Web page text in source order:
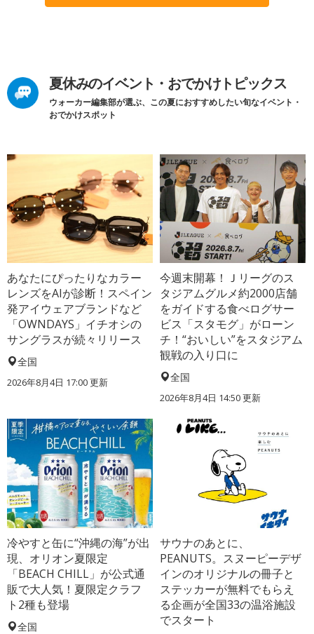
夏休みのイベント・おでかけトピックス
ウォーカー編集部が選ぶ、この夏におすすめしたい旬なイベント・
おでかけスポット
あなたにぴったりなカラー
レンズをAIが診断！スペイン
発アイウェアブランドなど
「OWNDAYS」イチオシの
サングラスが続々リリース
全国
2026年8月4日 17:00更新
今週末開幕！Ｊリーグのス
タジアムグルメ約2000店舗
をガイドする食べログサー
ビス「スタモグ」がローン
チ！“おいしい”をスタジアム
観戦の入り口に
全国
2026年8月4日 14:50更新
冷やすと缶に“沖縄の海”が出
現、オリオン夏限定
「BEACH CHILL」が公式通
販で大人気！夏限定クラフ
ト2種も登場
全国
サウナのあとに、
PEANUTS。スヌーピーデザ
インのオリジナルの冊子と
ステッカーが無料でもらえ
る企画が全国33の温浴施設
でスタート